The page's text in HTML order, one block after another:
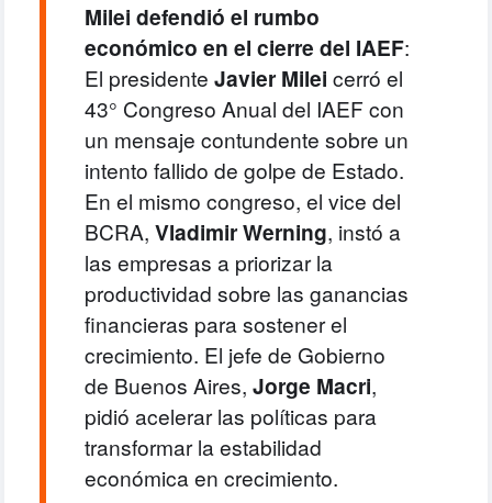
Milei defendió el rumbo
económico en el cierre del IAEF:
El presidente Javier Milei cerró el
43° Congreso Anual del IAEF con
un mensaje contundente sobre un
intento fallido de golpe de Estado.
En el mismo congreso, el vice del
BCRA, Vladimir Werning, instó a
las empresas a priorizar la
productividad sobre las ganancias
financieras para sostener el
crecimiento. El jefe de Gobierno
de Buenos Aires, Jorge Macri,
pidió acelerar las políticas para
transformar la estabilidad
económica en crecimiento.